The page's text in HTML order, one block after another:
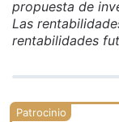
propuesta de
Las
rentabilidades